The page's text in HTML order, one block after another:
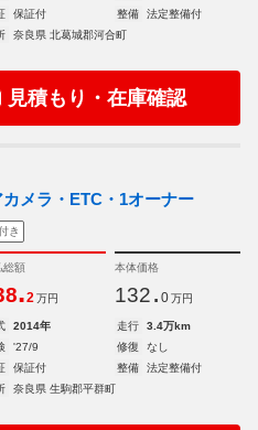
保証付 整備
法定整備付
奈良県 北葛城郡河合町
見積もり・在庫確認
メラ・ETC・1オーナー
き
総額
.2 万円
本体価格
132. 0 万円
2014年 走行
3.4万km
'27/9 修復
なし
保証付 整備
法定整備付
奈良県 生駒郡平群町